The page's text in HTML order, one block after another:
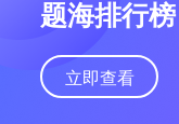
题海排行榜
立即查看